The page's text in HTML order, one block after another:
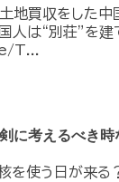
土地買収をした
人は“別荘”を
T...
に考えるべき時
を使う日が来